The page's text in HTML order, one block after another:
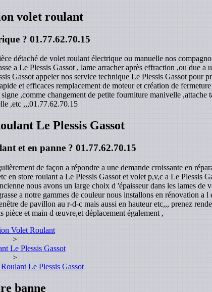
volet roulant
?01.77.62.70.15
détaché de volet roulant électrique ou manuelle nos
a Le Plessis Gassot , lame arracher après effraction ,ou due a
Gassot appeler nos service technique Le Plessis Gassot pour
et efficaces remplacement de moteur et création de
,comme changement de petite fourniture manivelle ,attache
,etc ,,,01.77.62.70.15
Le Plessis Gassot
et en panne ?01.77.62.70.15
de façon a répondre a une demande croissante en
store roulant a Le Plessis Gassot et volet p,v,c a Le Plessis
nous avons un large choix d 'épaisseur dans les lames de
a notre gammes de couleur nous installons en rénovation a l
de pavillon au r-d-c mais aussi en hauteur etc,,, prenez
pièce et main d œuvre,et déplacement également ,
Volet Roulant
>
Le Plessis Gassot
>
Le Plessis Gassot
banne